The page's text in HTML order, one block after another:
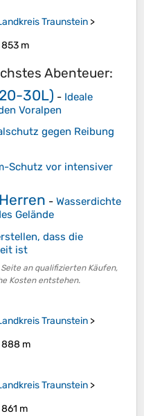
Traunstein >
853 m
Abenteuer:
30L) - Ideale
Voralpen
gegen Reibung
Schutz vor intensiver
- Wasserdichte
Gelände
dass die
ist
an qualifizierten Käufen,
Kosten entstehen.
Traunstein >
888 m
Traunstein >
861 m